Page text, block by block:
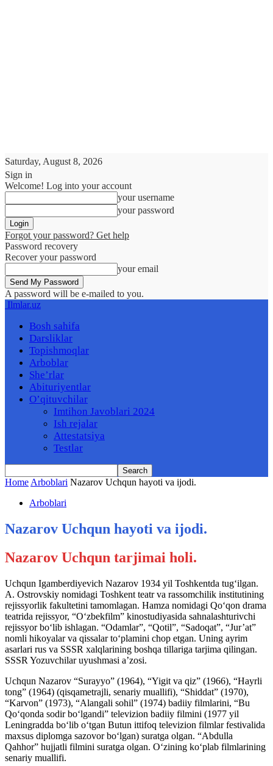
Saturday, August 8, 2026
Sign in
Welcome! Log into your account
your username
your password
Forgot your password? Get help
Password recovery
Recover your password
your email
A password will be e-mailed to you.
Ilmlar.uz
Bosh sahifa
Darsliklar
Topishmoqlar
Arboblar
She’rlar
Abituriyentlar
O’qituvchilar
Imtihon Javoblari 2024
Ish rejalar
Attestatsiya
Testlar
Home Arboblari Nazarov Uchqun hayoti va ijodi.
Arboblari
Nazarov Uchqun hayoti va ijodi.
Nazarov Uchqun tarjimai holi.
Uchqun Igamberdiyevich Nazarov 1934 yil Toshkentda tug‘ilgan.
A. Ostrovskiy nomidagi Toshkent teatr va rassomchilik institutining
rejissyorlik fakultetini tamomlagan. Hamza nomidagi Qo‘qon drama
teatrida rejissyor, “O‘zbekfilm” kinostudiyasida sahnalashturivchi
rejissyor bo‘lib ishlagan. “Odamlar”, “Qotil”, “Sadoqat”, “Jur’at”
nomli hikoyalar va qissalar to‘plamini chop etgan. Uning ayrim
asarlari rus va SSSR xalqlarining boshqa tillariga tarjima qilingan.
SSSR Yozuvchilar uyushmasi a’zosi.
Uchqun Nazarov “Surayyo” (1964), “Yigit va qiz” (1966), “Hayrli
tong” (1964) (qisqametrajli, senariy muallifi), “Shiddat” (1970),
“Karvon” (1973), “Alangali sohil” (1974) badiiy filmlarini, “Bu
Qo‘qonda sodir bo‘lgandi” televizion badiiy filmini (1977 yil
Leningradda bo‘lib o‘tgan Butun ittifoq televizion filmlar festivalida
maxsus diplomga sazovor bo‘lgan) suratga olgan. “Abdulla
Qahhor” hujjatli filmini suratga olgan. O‘zining ko‘plab filmlarining
senariy muallifi.